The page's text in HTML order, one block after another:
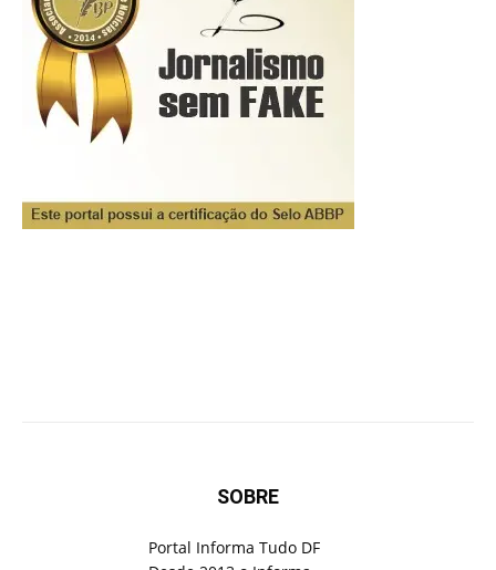
SOBRE
Portal Informa Tudo DF